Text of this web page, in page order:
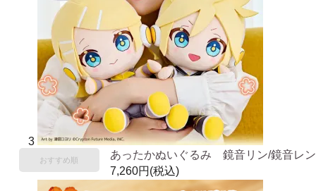
3
あったかぬいぐるみ 鏡音リン/鏡音レン
7,260円(税込)
おすすめ順